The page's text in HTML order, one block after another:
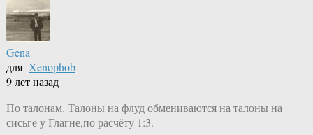
Gena
для Xenophob
9 лет назад
По талонам. Талоны на флуд обмениваются на талоны на
сисьге у Глагне,по расчёту 1:3.